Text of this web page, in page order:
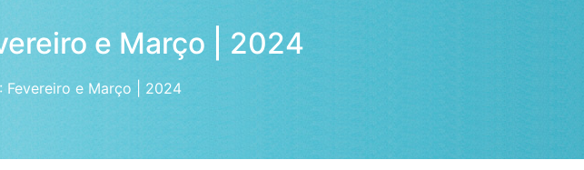
e Março | 2024
Fevereiro e Março | 2024